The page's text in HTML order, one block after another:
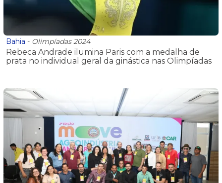
Bahia - Olimpíadas 2024
Rebeca Andrade ilumina Paris com a medalha de
prata no individual geral da ginástica nas Olimpíadas